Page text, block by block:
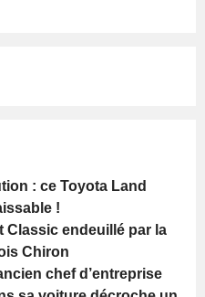
: ce Toyota Land
!
Classic endeuillé par la
Chiron
chef d’entreprise